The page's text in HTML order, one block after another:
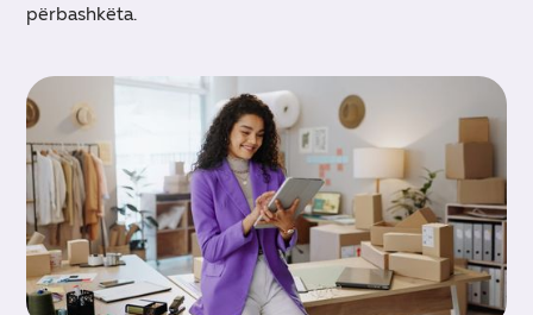
përbashkëta.